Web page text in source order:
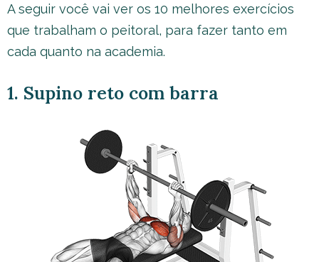
A seguir você vai ver os 10 melhores exercícios
que trabalham o peitoral, para fazer tanto em
cada quanto na academia.
1. Supino reto com barra